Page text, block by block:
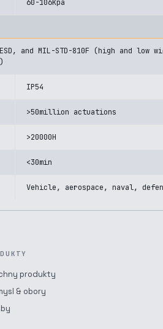
60-106Kpa
ESD, and MIL-STD-810F (high
IP54
>50million actuations
>20000H
<30min
Vehicle, aerospace, naval,
produkty
& obory